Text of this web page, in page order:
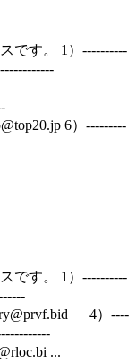
です。 1）----------
6）---------
です。 1）----------
4）----
...